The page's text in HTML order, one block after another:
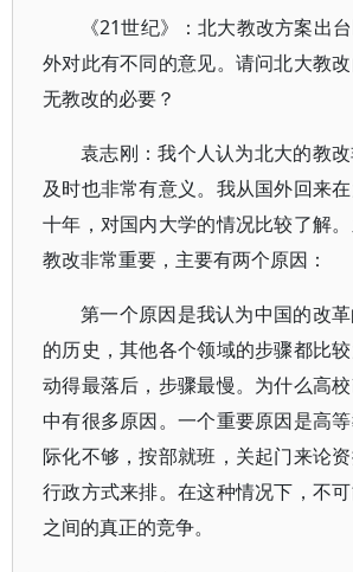
《21世纪》：北大教改方案出
外对此有不同的意见。请问北大教
无教改的必要？
袁志刚：我个人认为北大的教
及时也非常有意义。我从国外回来
十年，对国内大学的情况比较了解
教改非常重要，主要有两个原因：
第一个原因是我认为中国的改
的历史，其他各个领域的步骤都比
动得最落后，步骤最慢。为什么高
中有很多原因。一个重要原因是高
际化不够，按部就班，关起门来论
行政方式来排。在这种情况下，不
之间的真正的竞争。